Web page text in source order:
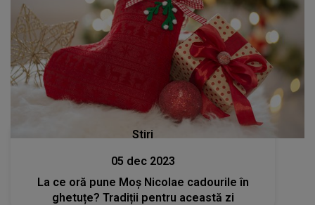
Stiri
05 dec 2023
La ce oră pune Moș Nicolae cadourile în
ghetuțe? Tradiții pentru această zi